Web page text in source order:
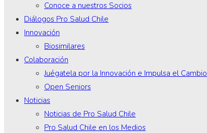
Conoce a nuestros Socios
Diálogos Pro Salud Chile
Innovación
Biosimilares
Colaboración
Juégatela por la Innovación e Impulsa el Cambio
Open Seniors
Noticias
Noticias de Pro Salud Chile
Pro Salud Chile en los Medios